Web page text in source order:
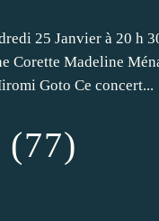
25 Janvier à 20 h
Corette Madeline
Goto Ce concert...
(77)